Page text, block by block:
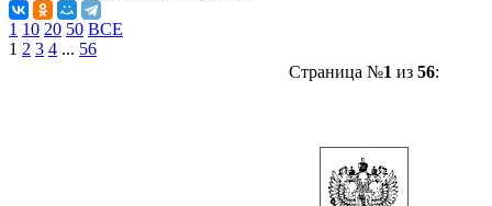
1 10 20 50 ВСЕ
1 2 3 4 ... 56
Страница №1 из 56: